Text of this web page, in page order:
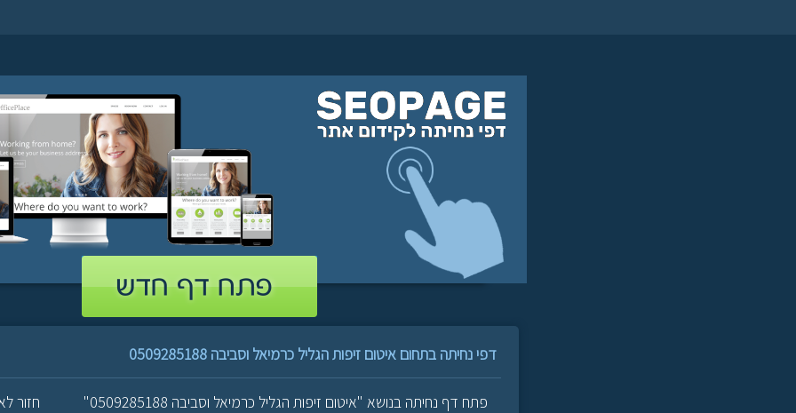
דפי נחיתה בתחום איטום זיפות הגליל כרמיאל וסביבה 0509285188
חזור פתח דף נחיתה בנושא "איטום זיפות הגליל כרמיאל וסביבה 0509285188"